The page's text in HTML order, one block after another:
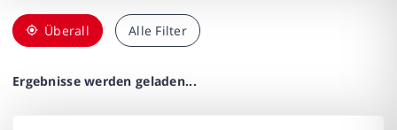
Überall Alle Filter
Ergebnisse werden geladen...